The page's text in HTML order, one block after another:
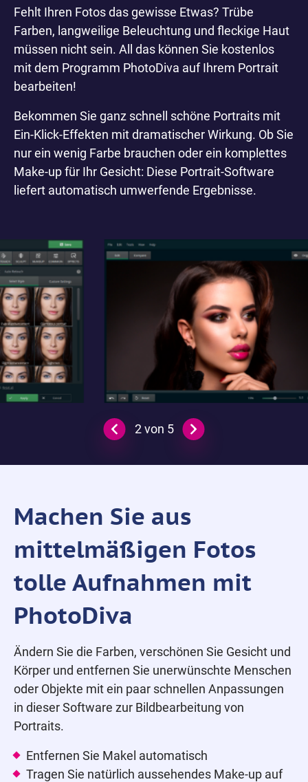
Fehlt Ihren Fotos das gewisse Etwas? Trübe
Farben, langweilige Beleuchtung und fleckige Haut
müssen nicht sein. All das können Sie kostenlos
mit dem Programm PhotoDiva auf Ihrem Portrait
bearbeiten!
Bekommen Sie ganz schnell schöne Portraits mit
Ein-Klick-Effekten mit dramatischer Wirkung. Ob Sie
nur ein wenig Farbe brauchen oder ein komplettes
Make-up für Ihr Gesicht: Diese Portrait-Software
liefert automatisch umwerfende Ergebnisse.
2von 5
Machen Sie aus
mittelmäßigen Fotos
tolle Aufnahmen mit
PhotoDiva
Ändern Sie die Farben, verschönen Sie Gesicht und
Körper und entfernen Sie unerwünschte Menschen
oder Objekte mit ein paar schnellen Anpassungen
in dieser Software zur Bildbearbeitung von
Portraits.
Entfernen Sie Makel automatisch
Tragen Sie natürlich aussehendes Make-up auf